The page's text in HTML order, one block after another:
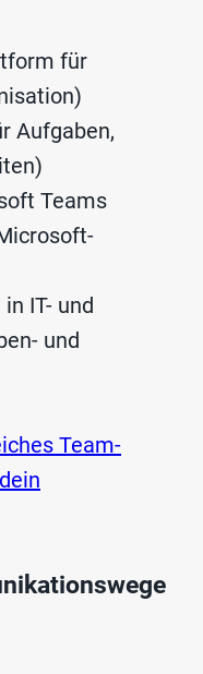
für
Aufgaben,
Teams
IT- und
und
Team-